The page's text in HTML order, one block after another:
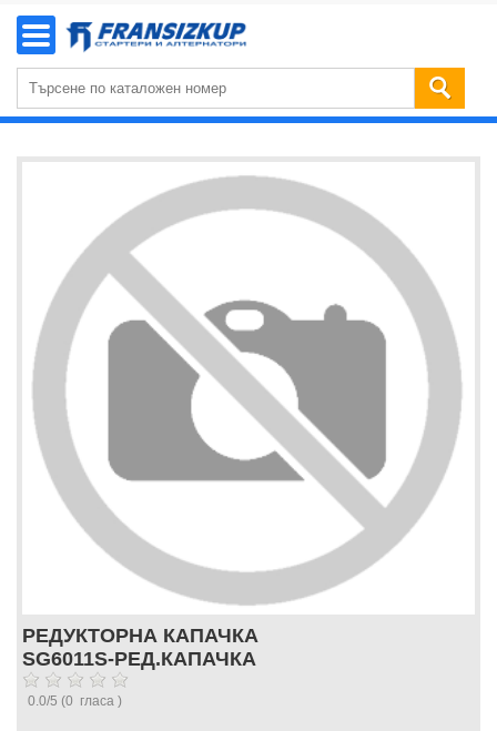
РЕДУКТОРНА КАПАЧКА
SG6011S-РЕД.КАПАЧКА
0.0/5 (0 гласа )